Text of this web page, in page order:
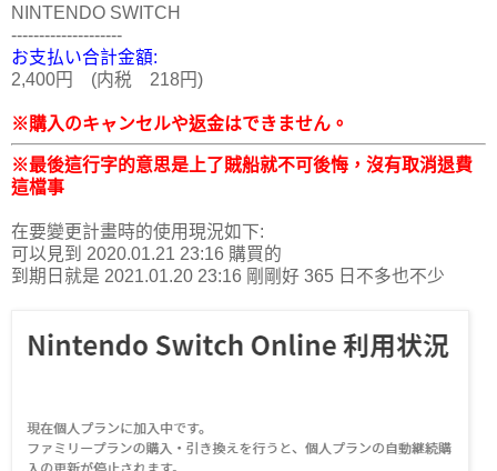
NINTENDO SWITCH
--------------------
お支払い合計金額:
2,400円 (内税 218円)
※購入のキャンセルや返金はできません。
※最後這行字的意思是上了賊船就不可後悔，沒有取消退費
這檔事
在要變更計畫時的使用現況如下:
可以見到 2020.01.21 23:16 購買的
到期日就是 2021.01.20 23:16 剛剛好 365 日不多也不少